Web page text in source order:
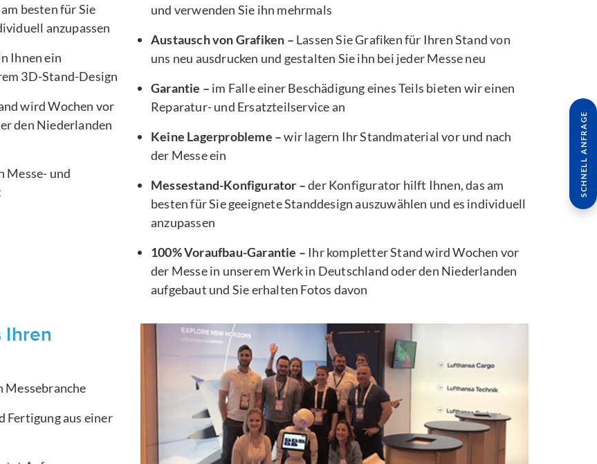
besten für Sie
anzupassen
Ihnen ein
3D-Stand-Design
wird Wochen vor
den Niederlanden
Messe- und
und verwenden Sie ihn mehrmals
Austausch von Grafiken – Lassen Sie Grafiken für Ihren Stand von
uns neu ausdrucken und gestalten Sie ihn bei jeder Messe neu
Garantie – im Falle einer Beschädigung eines Teils bieten wir einen
Reparatur- und Ersatzteilservice an
Keine Lagerprobleme –wir lagern Ihr Standmaterial vor und nach
der Messe ein
Messestand-Konfigurator –der Konfigurator hilft Ihnen, das am
besten für Sie geeignete Standdesign auszuwählen und es individuell
anzupassen
100% Voraufbau-Garantie – Ihr kompletter Stand wird Wochen vor
der Messe in unserem Werk in Deutschland oder den Niederlanden
aufgebaut und Sie erhalten Fotos davon
Ihren
Messebranche
Fertigung aus einer
SCHNELL ANFRAGE